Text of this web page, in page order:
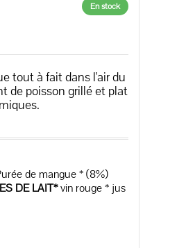
En stock
tout à fait dans l'air du
de poisson grillé et plat
de mangue * (8%)
DE LAIT*vin rouge * jus